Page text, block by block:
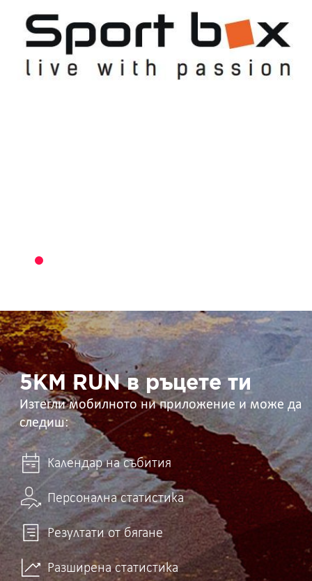
5KM
RUN
в
ръцете
ти 5KM RUN в ръцете ти
Изтегли мобилното ни приложение и може да
следиш:
Календар на събития
Персонална статистика
Резултати от бягане
Разширена статистика